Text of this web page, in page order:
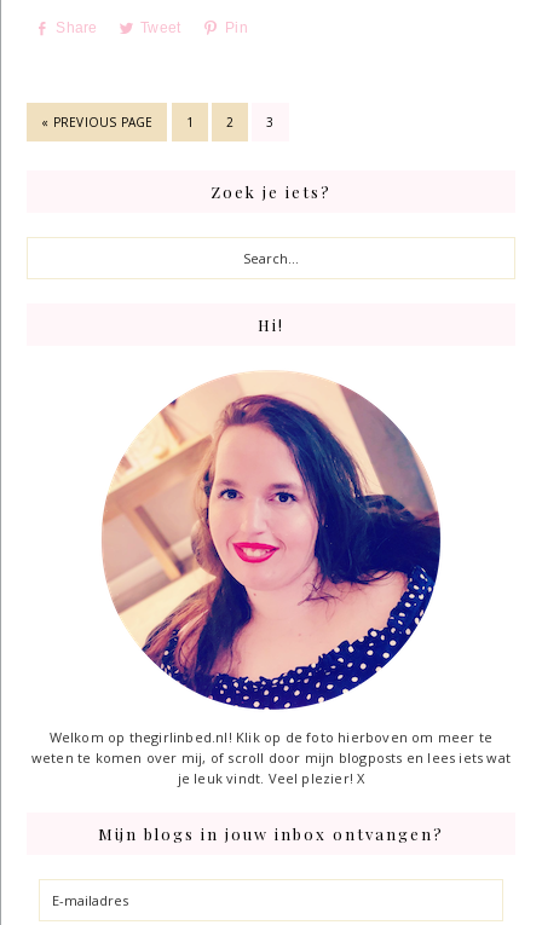
Share Tweet Pin
« GO
TO
PREVIOUS PAGE
GO
TO
1
GO
TO
2
GO
3
Sidebar
Zoek je iets?
Search...
Hi!
Welkom op thegirlinbed.nl! Klik op de foto hierboven om meer te
weten te komen over mij, of scroll door mijn blogposts en lees iets wat
je leuk vindt. Veel plezier! X
Mijn blogs in jouw inbox ontvangen?
E-
mailadres